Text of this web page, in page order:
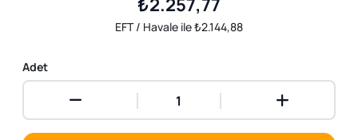
EFT / Havale ile ₺2.144,88
Adet